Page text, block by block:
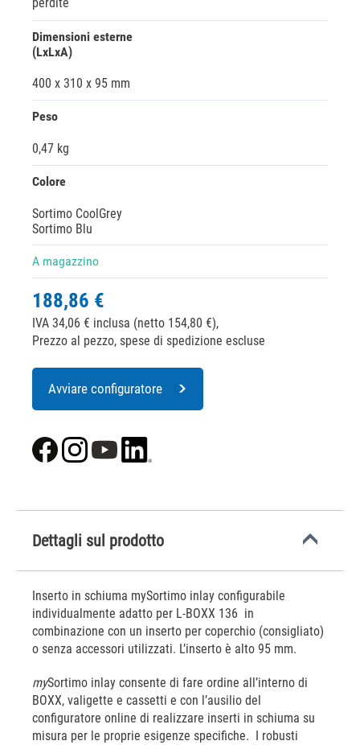
Dimensioni esterne
(LxLxA)
400 x 310 x 95 mm
Peso
0,47 kg
Colore
Sortimo CoolGrey
Sortimo Blu
A magazzino
188,86 €
IVA 34,06 € inclusa (netto 154,80 €),
Prezzo al pezzo, spese di spedizione escluse
Avviare configuratore
Dettagli sul prodotto
Inserto in schiuma mySortimo inlay configurabile
individualmente adatto per L-BOXX 136 in
combinazione con un inserto per coperchio (consigliato)
o senza accessori utilizzati. L’inserto è alto 95 mm.
mySortimo inlay consente di fare ordine all’interno di
BOXX, valigette e cassetti e con l’ausilio del
configuratore online di realizzare inserti in schiuma su
misura per le proprie esigenze specifiche. I robusti